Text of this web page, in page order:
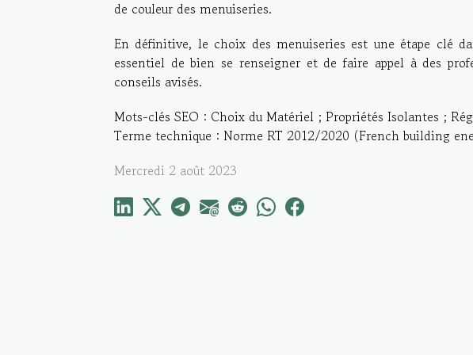
de couleur des menuiseries.
En définitive, le choix des menuiseries est une étape clé
essentiel de bien se renseigner et de faire appel à des
conseils avisés.
Mots-clés SEO : Choix du Matériel ; Propriétés Isolantes ;
Terme technique : Norme RT 2012/2020 (French building
Mercredi 2 août 2023